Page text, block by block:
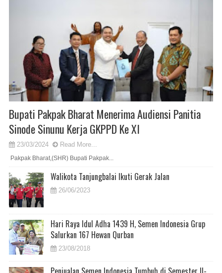
Bupati Pakpak Bharat Menerima Audiensi Panitia
Sinode Sinunu Kerja GKPPD Ke XI
23/03/2024 Read More...
Pakpak Bharat,(SHR) Bupati Pakpak...
Walikota Tanjungbalai Ikuti Gerak Jalan
26/06/2023
Hari Raya Idul Adha 1439 H, Semen Indonesia Grup
Salurkan 167 Hewan Qurban
23/08/2018